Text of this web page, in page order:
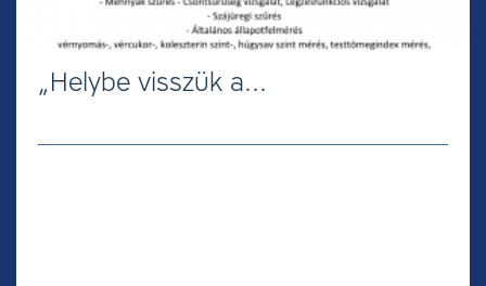
„Helybe visszük a…